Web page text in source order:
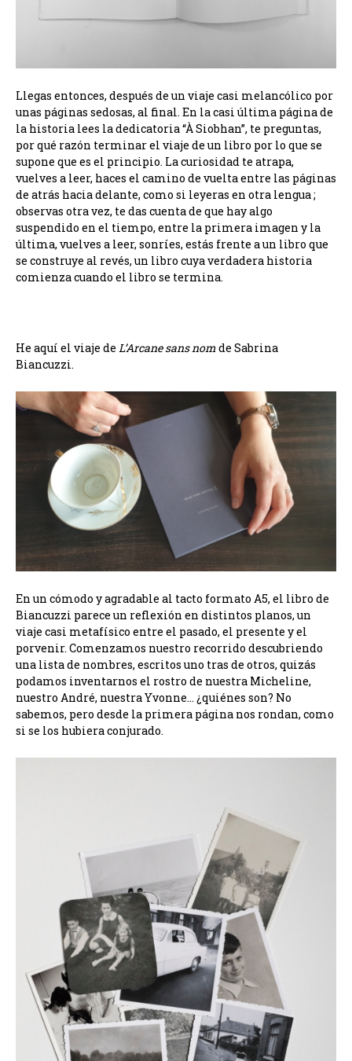
Llegas entonces, después de un viaje casi melancólico por
unas páginas sedosas, al final. En la casi última página de
la historia lees la dedicatoria “À Siobhan”, te preguntas,
por qué razón terminar el viaje de un libro por lo que se
supone que es el principio. La curiosidad te atrapa,
vuelves a leer, haces el camino de vuelta entre las páginas
de atrás hacia delante, como si leyeras en otra lengua ;
observas otra vez, te das cuenta de que hay algo
suspendido en el tiempo, entre la primera imagen y la
última, vuelves a leer, sonríes, estás frente a un libro que
se construye al revés, un libro cuya verdadera historia
comienza cuando el libro se termina.
He aquí el viaje de L’Arcane sans nomde Sabrina
Biancuzzi.
En un cómodo y agradable al tacto formato A5, el libro de
Biancuzzi parece un reflexión en distintos planos, un
viaje casi metafísico entre el pasado, el presente y el
porvenir. Comenzamos nuestro recorrido descubriendo
una lista de nombres, escritos uno tras de otros, quizás
podamos inventarnos el rostro de nuestra Micheline,
nuestro André, nuestra Yvonne… ¿quiénes son? No
sabemos, pero desde la primera página nos rondan, como
si se los hubiera conjurado.